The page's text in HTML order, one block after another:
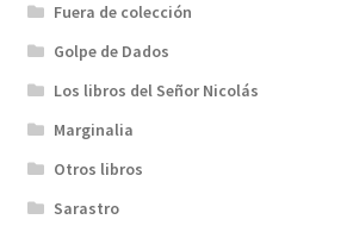
Fuera de colección
Golpe de Dados
Los libros del Señor Nicolás
Marginalia
Otros libros
Sarastro